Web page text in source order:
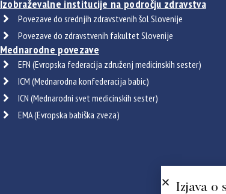
Izobraževalne institucije na področju zdravstva
Povezave do srednjih zdravstvenih šol Slovenije
Povezave do zdravstvenih fakultet Slovenije
Mednarodne povezave
EFN (Evropska federacija združenj medicinskih sester)
ICM (Mednarodna konfederacija babic)
ICN (Mednarodni svet medicinskih sester)
EMA (Evropska babiška zveza)
Izjava o